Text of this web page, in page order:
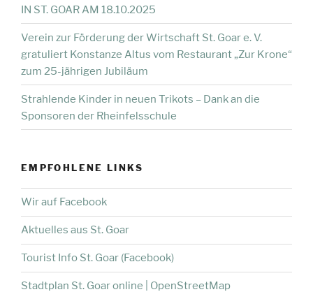
IN ST. GOAR AM 18.10.2025
Verein zur Förderung der Wirtschaft St. Goar e. V.
gratuliert Konstanze Altus vom Restaurant „Zur Krone“
zum 25-jährigen Jubiläum
Strahlende Kinder in neuen Trikots – Dank an die
Sponsoren der Rheinfelsschule
EMPFOHLENE LINKS
Wir auf Facebook
Aktuelles aus St. Goar
Tourist Info St. Goar (Facebook)
Stadtplan St. Goar online | OpenStreetMap